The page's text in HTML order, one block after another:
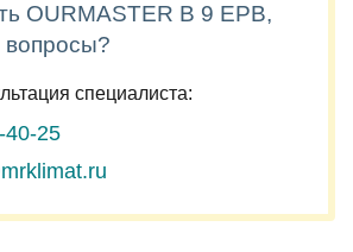
OURMASTER B 9 EPB,
вопросы?
специалиста:
40-25